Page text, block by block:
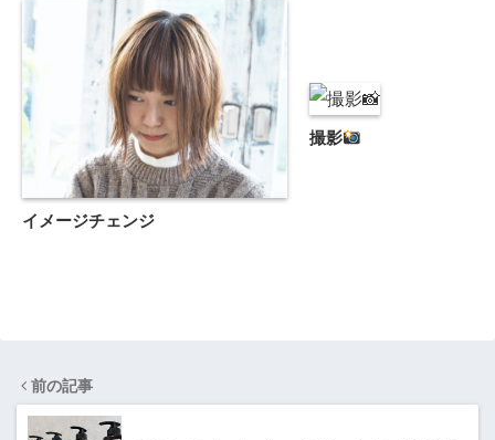
イメージチェンジ
撮影
前の記事